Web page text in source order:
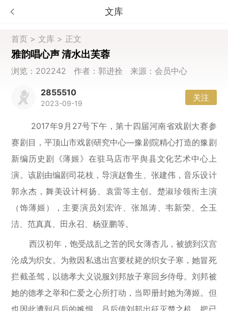
文库
首页 >文库 > 正文
雅韵唱心声 清水出芙蓉
浏览：202242 作者：郭进拴 来源：会员中心
2855510
2023-09-19
关注
2017年9月27号下午，第十四届河南省戏剧大赛参
赛剧目，平顶山市戏剧研究中心—豫剧院精心打造的豫剧
新编历史剧《薄姬》在驻马店市平舆县文化艺术中心上
演。该剧由编剧司花枝，导演赵鲁生、张建伟，音乐设计
郭永杰，舞美设计柯扬、袁雷等主创。楚淑珍领衔主演
（饰薄姬），主要演员刘宏许、张旭涛、韦新荣、仝玉
洁、范真真、田永召、杨亚鹏等。
西汉初年，饱受战乱之苦的民女薄杏儿，被掳到汉宫
沦成为织女。为救因私逃出宫要杖毙的织女子寒，她冒死
拦截圣驾，以德孝大义说服刘邦放子寒回乡侍母。刘邦被
她的德孝之举和仁爱之心所打动，当即册封她为薄姬。但
也因此遭到吕后的嫉恨。吕后借刘邦出征灭楚之机，把已